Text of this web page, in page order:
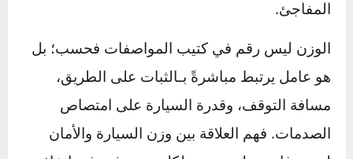
قد يبدو بسيطًا، لكنه يلعب دورًا كبيرًا في حمايتك،
خاصة في المواقف الطارئة مثل الاصطدام أو الكبح
المفاجئ.
الوزن ليس رقم في كتيب المواصفات فحسب؛ بل
هو عامل يرتبط مباشرةً بـالثبات على الطريق،